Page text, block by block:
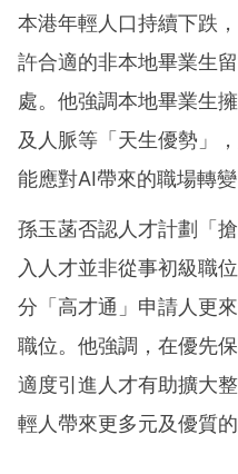
本港年輕人口持續下跌
許合適的非本地畢業生
處。他強調本地畢業生
及人脈等「天生優勢」
能應對AI帶來的職場轉變
孫玉菡否認人才計劃「
入人才並非從事初級職
分「高才通」申請人更
職位。他強調，在優先
適度引進人才有助擴大
輕人帶來更多元及優質的